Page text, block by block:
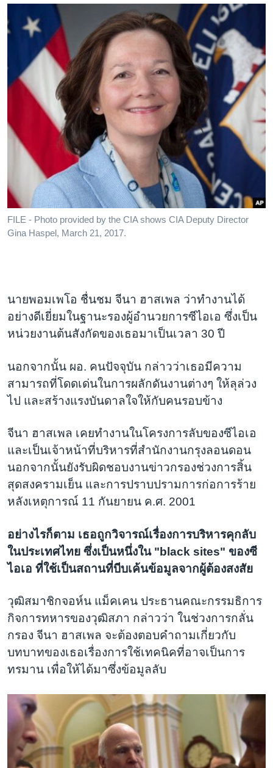
FILE - Photo provided by the CIA shows CIA Deputy Director
Gina Haspel, March 21, 2017.
นายพอมเพโอ ชื่นชม จีนา ฮาสเพล ว่าทำงานได้
อย่างดีเยี่ยมในฐานะรองผู้อำนวยการซีไอเอ ซึ่งเป็น
หน่วยงานต้นสังกัดของเธอมาเป็นเวลา 30 ปี
นอกจากนั้น ผอ. คนปัจจุบัน กล่าวว่าเธอมีความ
สามารถที่โดดเด่นในการผลักดันงานต่างๆ ให้ลุล่วง
ไป และสร้างแรงบันดาลใจให้กับคนรอบข้าง
จีนา ฮาสเพล เคยทำงานในโครงการลับของซีไอเอ
และเป็นเจ้าหน้าที่บริหารที่สำนักงานกรุงลอนดอน
นอกจากนั้นยังรับผิดชอบงานข่าวกรองช่วงการสิ้น
สุดสงครามเย็น และการปราบปรามการก่อการร้าย
หลังเหตุการณ์ 11 กันยายน ค.ศ. 2001
อย่างไรก็ตาม เธอถูกวิจารณ์เรื่องการบริหารคุกลับ
ในประเทศไทย ซึ่งเป็นหนึ่งใน "black sites" ของซี
ไอเอ ที่ใช้เป็นสถานที่บีบเค้นข้อมูลจากผู้ต้องสงสัย
วุฒิสมาชิกจอห์น แม็คเคน ประธานคณะกรรมธิการ
กิจการทหารของวุฒิสภา กล่าวว่า ในช่วงการกลั่น
กรอง จีนา ฮาสเพล จะต้องตอบคำถามเกี่ยวกับ
บทบาทของเธอเรื่องการใช้เทคนิคที่อาจเป็นการ
ทรมาน เพื่อให้ได้มาซึ่งข้อมูลลับ